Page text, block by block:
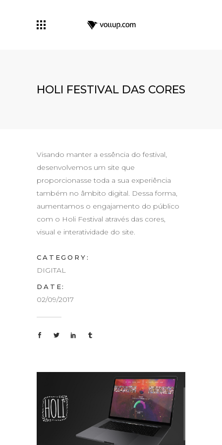
HOLI FESTIVAL DAS CORES
Visando manter a essência do festival,
desenvolvemos um site que
proporcionasse toda a sua experiência
também no âmbito digital. Dessa forma,
aumentamos o engajamento do público
com o Holi Festival através das cores,
visual e interatividade do site.
CATEGORY:
DIGITAL
DATE:
02/09/2017